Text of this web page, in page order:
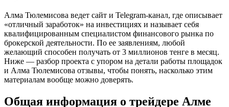
Алма Тюлемисова ведет сайт и Telegram-канал, где описывает
«отличный заработок» на инвестициях и называет себя
квалифицированным специалистом финансового рынка по
брокерской деятельности. По ее заявлениям, любой
желающий способен получать от 3 миллионов тенге в месяц.
Ниже — разбор проекта с упором на детали работы площадок
и Алма Тюлемисова отзывы, чтобы понять, насколько этим
материалам вообще можно доверять.
Общая информация о трейдере Алме